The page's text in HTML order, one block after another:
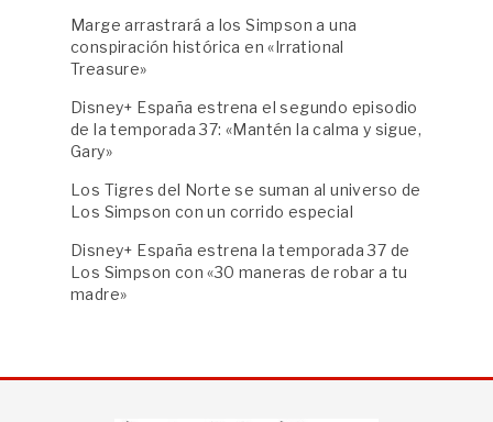
Marge arrastrará a los Simpson a una
conspiración histórica en «Irrational
Treasure»
Disney+ España estrena el segundo episodio
de la temporada 37: «Mantén la calma y sigue,
Gary»
Los Tigres del Norte se suman al universo de
Los Simpson con un corrido especial
Disney+ España estrena la temporada 37 de
Los Simpson con «30 maneras de robar a tu
madre»